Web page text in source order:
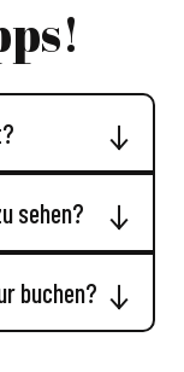
sehen?
buchen?